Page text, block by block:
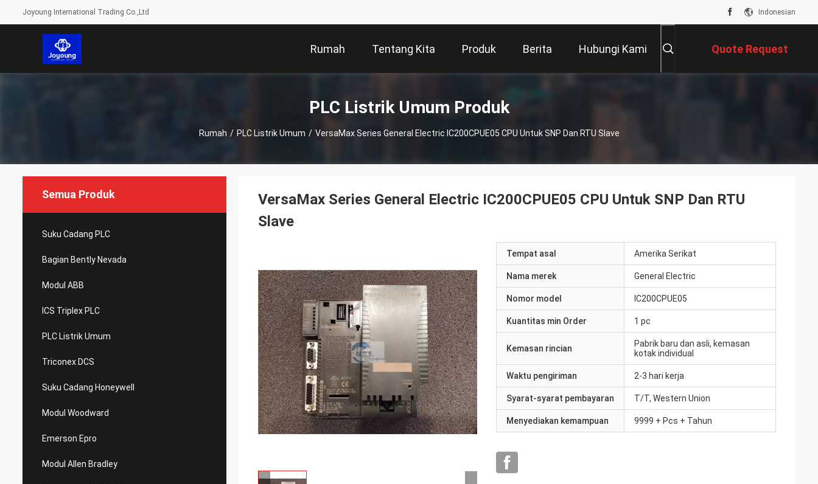
Joyoung International Trading Co.,Ltd Indonesian
Rumah Tentang Kita Produk Berita Hubungi Kami Quote Request
PLC Listrik Umum Produk
Rumah / PLC Listrik Umum / VersaMax Series General Electric IC200CPUE05 CPU Untuk SNP Dan RTU Slave
Semua Produk
Suku Cadang PLC
Bagian Bently Nevada
Modul ABB
ICS Triplex PLC
PLC Listrik Umum
Triconex DCS
Suku Cadang Honeywell
Modul Woodward
Emerson Epro
Modul Allen Bradley
VersaMax Series General Electric IC200CPUE05 CPU Untuk SNP Dan RTU
Slave
Tempat asal Amerika Serikat
Nama merek General Electric
Nomor model IC200CPUE05
Kuantitas min Order 1 pc
Kemasan rincian
Pabrik baru dan asli, kemasan
kotak individual
Waktu pengiriman 2-3 hari kerja
Syarat-syarat pembayaran T/T, Western Union
Menyediakan kemampuan 9999 + Pcs + Tahun